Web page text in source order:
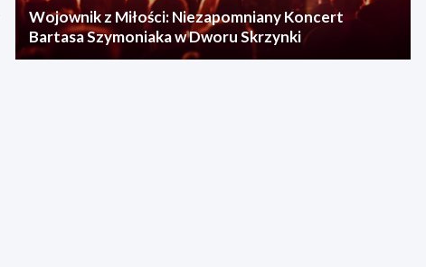
Wojownik z Miłości: Niezapomniany Koncert
Bartasa Szymoniaka w Dworu Skrzynki